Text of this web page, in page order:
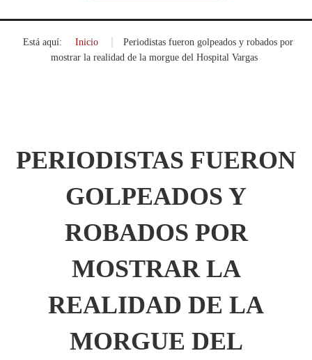
Está aquí: Inicio
Periodistas fueron golpeados y robados por
mostrar la realidad de la morgue del Hospital Vargas
PERIODISTAS FUERON
GOLPEADOS Y
ROBADOS POR
MOSTRAR LA
REALIDAD DE LA
MORGUE DEL